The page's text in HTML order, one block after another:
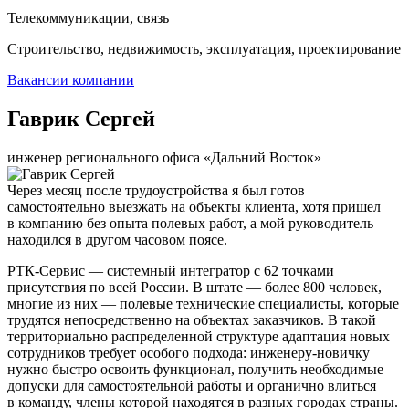
Телекоммуникации, связь
Строительство, недвижимость, эксплуатация, проектирование
Вакансии компании
Гаврик Сергей
инженер регионального офиса «Дальний Восток»
Через месяц после трудоустройства я был готов
самостоятельно выезжать на объекты клиента, хотя пришел
в компанию без опыта полевых работ, а мой руководитель
находился в другом часовом поясе.
РТК-Сервис — системный интегратор с 62 точками
присутствия по всей России. В штате — более 800 человек,
многие из них — полевые технические специалисты, которые
трудятся непосредственно на объектах заказчиков. В такой
территориально распределенной структуре адаптация новых
сотрудников требует особого подхода: инженеру-новичку
нужно быстро освоить функционал, получить необходимые
допуски для самостоятельной работы и органично влиться
в команду, члены которой находятся в разных городах страны.